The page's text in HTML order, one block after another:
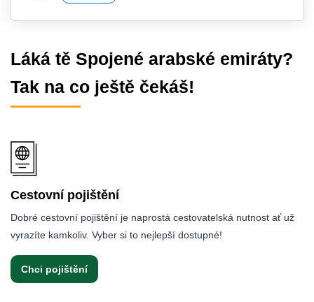
Láká tě Spojené arabské emiráty?
Tak na co ještě čekáš!
Cestovní pojištění
Dobré cestovní pojištění je naprostá cestovatelská nutnost ať už
vyrazíte kamkoliv. Vyber si to nejlepší dostupné!
Chci pojištění